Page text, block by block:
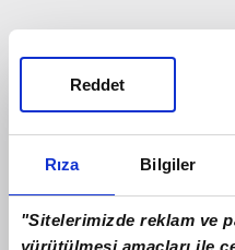
Rıza Bilgiler
"Sitelerimizde reklam ve
Reddet